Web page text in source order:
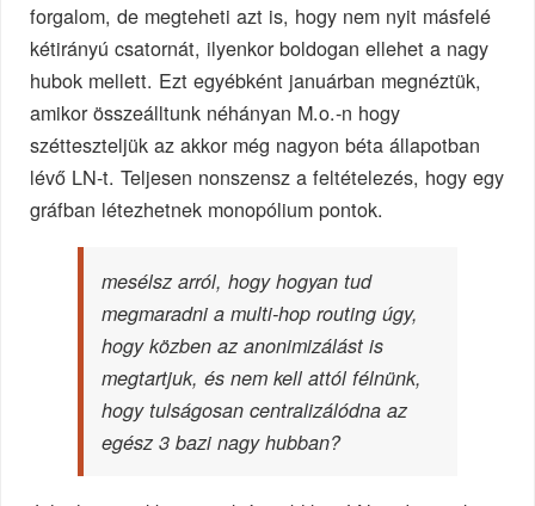
forgalom, de megteheti azt is, hogy nem nyit másfelé
kétirányú csatornát, ilyenkor boldogan ellehet a nagy
hubok mellett. Ezt egyébként januárban megnéztük,
amikor összeálltunk néhányan M.o.-n hogy
szétteszteljük az akkor még nagyon béta állapotban
lévő LN-t. Teljesen nonszensz a feltételezés, hogy egy
gráfban létezhetnek monopólium pontok.
mesélsz arról, hogy hogyan tud
megmaradni a multi-hop routing úgy,
hogy közben az anonimizálást is
megtartjuk, és nem kell attól félnünk,
hogy tulságosan centralizálódna az
egész 3 bazi nagy hubban?